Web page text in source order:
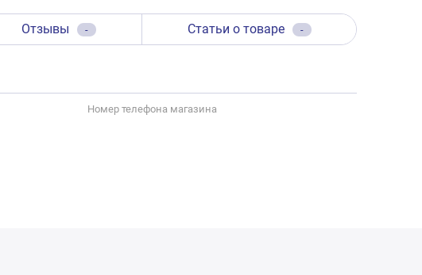
Отзывы - Статьи о товаре -
Номер телефона магазина